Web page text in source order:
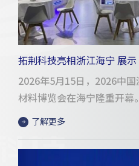
拓荆科技亮相浙江海宁 展
2026年5月15日，2026中
材料博览会在海宁隆重开幕。
了解更多